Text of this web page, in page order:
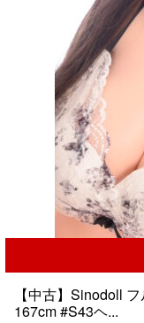
【中古】Sinodoll
167cm #S43ヘ...